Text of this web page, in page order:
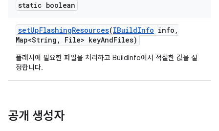
static boolean
setUpFlashingResources(IBuildInfo info ,
Map<String , File> keyAndFiles)
플래시에 필요한 파일을 처리하고 BuildInfo에서 적절한 값을 설
정합니다.
공개 생성자